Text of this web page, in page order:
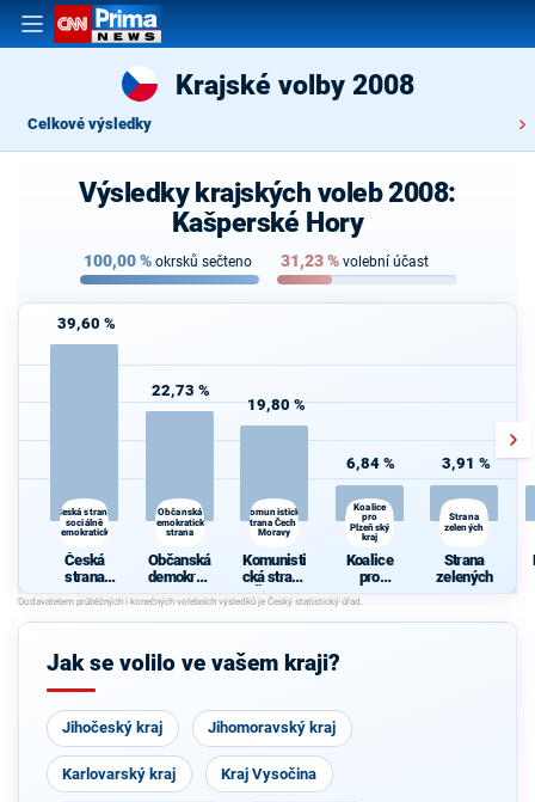
Krajské volby 2008
Celkové výsledky
Výsledky krajských voleb 2008:
Kašperské Hory
100,00% okrsků sečteno 31,23% volební účast
39,60 %
Česká strana
sociálně
demokratická
Česká
strana
sociálně
demokrati
cká
22,73 %
Občanská
demokratická
strana
Občanská
demokrati
cká strana
19,80 %
Komunistická
strana Čech a
Moravy
Komunisti
cká strana
Čech a
Moravy
6,84 %
Koalice
pro
Plzeňský
kraj
Koalice
pro
Plzeňský
kraj
3,91 %
Strana
zelených
Strana
zelených
Jak se volilo ve vašem kraji?
Jihočeský kraj Jihomoravský kraj
Karlovarský kraj Kraj Vysočina